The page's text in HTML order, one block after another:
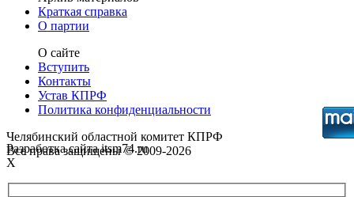
Краткая справка
О партии
О сайте
Вступить
Контакты
Устав КПРФ
Политика конфиденциальности
Челябинский областной комитет КПРФ
Все права защищены © 2009-2026
Разработка сайта itsm74.ru
X